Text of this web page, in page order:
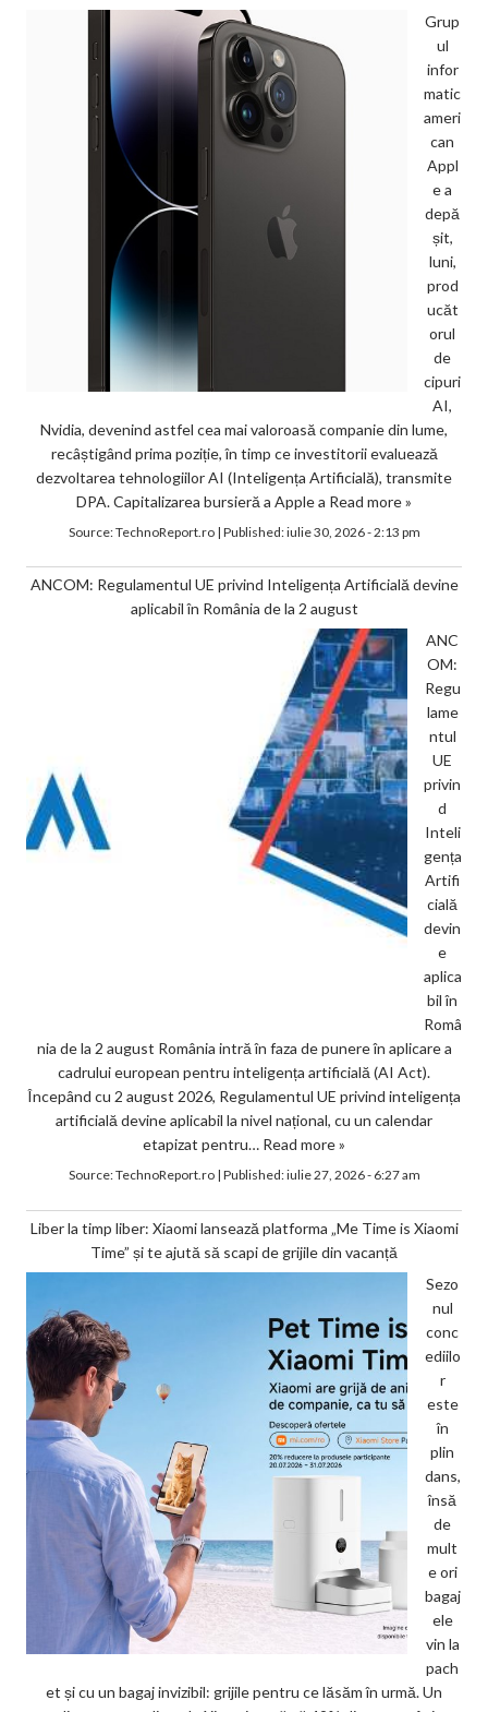
Grup
ul
infor
matic
ameri
can
Appl
e a
depă
șit,
luni,
prod
ucăt
orul
de
cipuri
AI,
Nvidia, devenind astfel cea mai valoroasă companie din lume,
recâștigând prima poziție, în timp ce investitorii evaluează
dezvoltarea tehnologiilor AI (Inteligența Artificială), transmite
DPA. Capitalizarea bursieră a Apple a Read more »
Source:TechnoReport.ro| Published:iulie 30, 2026 - 2:13 pm
ANCOM: Regulamentul UE privind Inteligența Artificială devine
aplicabil în România de la 2 august
ANC
OM:
Regu
lame
ntul
UE
privin
d
Inteli
gența
Artifi
cială
devin
e
aplica
bil în
Româ
nia de la 2 august România intră în faza de punere în aplicare a
cadrului european pentru inteligența artificială (AI Act).
Începând cu 2 august 2026, Regulamentul UE privind inteligența
artificială devine aplicabil la nivel național, cu un calendar
etapizat pentru… Read more »
Source:TechnoReport.ro| Published:iulie 27, 2026 - 6:27 am
Liber la timp liber: Xiaomi lansează platforma „Me Time is Xiaomi
Time” și te ajută să scapi de grijile din vacanță
Sezo
nul
conc
ediilo
r
este
în
plin
dans,
însă
de
mult
e ori
bagaj
ele
vin la
pach
et și cu un bagaj invizibil: grijile pentru ce lăsăm în urmă. Un